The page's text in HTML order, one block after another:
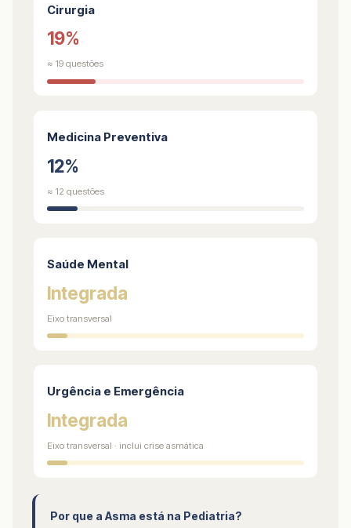
Cirurgia
19%
≈ 19 questões
Medicina Preventiva
12%
≈ 12 questões
Saúde Mental
Integrada
Eixo transversal
Urgência e Emergência
Integrada
Eixo transversal · inclui crise asmática
Por que a Asma está na Pediatria?